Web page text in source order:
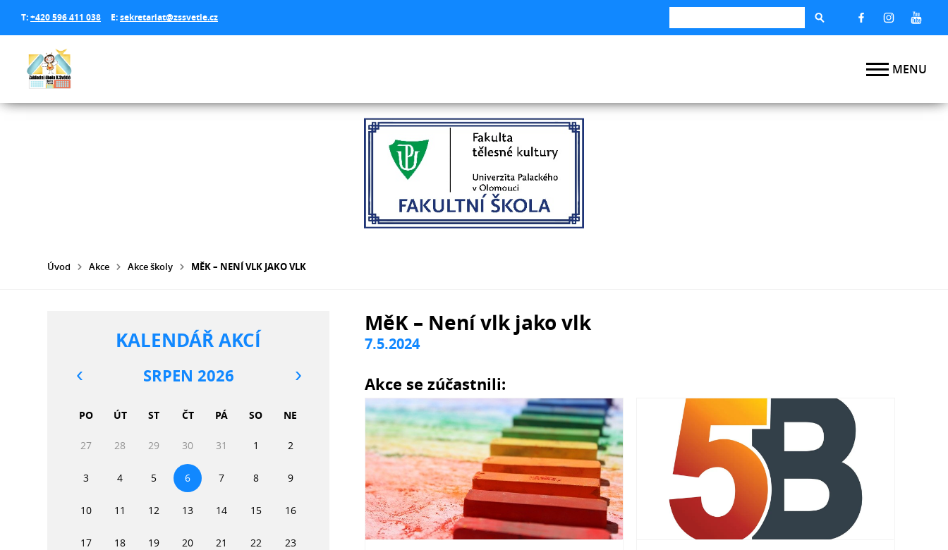
T:+420 596 411 038 E:sekretariat@zssvetle.cz
Úvod Akce Akce školy MĚK – NENÍ VLK JAKO VLK
MěK – Není vlk jako vlk
7.5.2024
Akce se zúčastnili:
KALENDÁŘ AKCÍ
SRPEN 2026
PO ÚT ST ČT PÁ SO NE
27 28 29 30 31 1 2
3 4 5 6 7 8 9
10 11 12 13 14 15 16
17 18 19 20 21 22 23